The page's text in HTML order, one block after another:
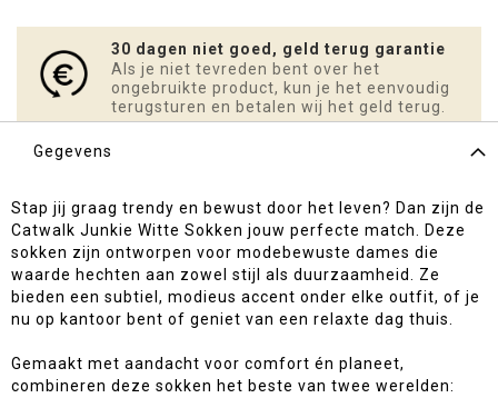
30 dagen niet goed, geld terug garantie
Als je niet tevreden bent over het
ongebruikte product, kun je het eenvoudig
terugsturen en betalen wij het geld terug.
Gegevens
Stap jij graag trendy en bewust door het leven? Dan zijn de
Catwalk Junkie Witte Sokken jouw perfecte match. Deze
sokken zijn ontworpen voor modebewuste dames die
waarde hechten aan zowel stijl als duurzaamheid. Ze
bieden een subtiel, modieus accent onder elke outfit, of je
nu op kantoor bent of geniet van een relaxte dag thuis.
Gemaakt met aandacht voor comfort én planeet,
combineren deze sokken het beste van twee werelden: